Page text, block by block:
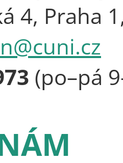
4, Praha
(po–pá